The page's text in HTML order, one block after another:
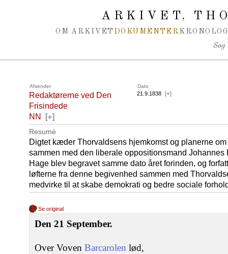
ARKIVET,
OM ARKIVET DOKUMENTER
Søg
Afsender Dato
Redaktørerne ved Den
Frisindede
NN
[+]
21.9.1838 [+]
Resumé
Digtet kæder Thorvaldsens hjemkomst og planerne
sammen med den liberale oppositionsmand
Hage blev begravet samme dato året forinden, og
løfterne fra denne begivenhed sammen med
medvirke til at skabe demokrati og bedre sociale
Se original
Den 21 September.
Over Voven Barcarolen lød,